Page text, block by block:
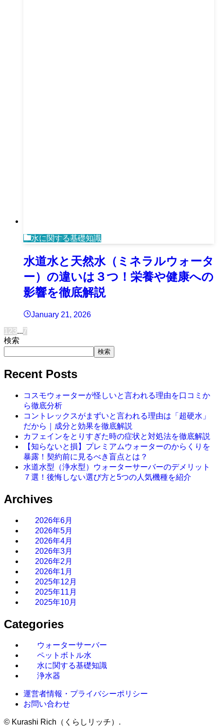
水に関する基礎知識
水道水と天然水（ミネラルウォータ
ー）の違いは３つ！栄養や健康への
影響を徹底解説
January 21, 2026
1 23...7
検索
検索
Recent Posts
コスモウォーターが怪しいと言われる理由を口コミか
ら徹底分析
コントレックスがまずいと言われる理由は「超硬水」
だから｜成分と効果を徹底解説
カフェインをとりすぎた時の症状と対処法を徹底解説
【知らないと損】プレミアムウォーターのからくりを
暴露！契約前に見るべき盲点とは？
水道水型（浄水型）ウォーターサーバーのデメリット
７選！後悔しない選び方と5つの人気機種を紹介
Archives
2026年6月
2026年5月
2026年4月
2026年3月
2026年2月
2026年1月
2025年12月
2025年11月
2025年10月
Categories
ウォーターサーバー
ペットボトル水
水に関する基礎知識
浄水器
運営者情報・プライバシーポリシー
お問い合わせ
© Kurashi Rich（くらしリッチ）.